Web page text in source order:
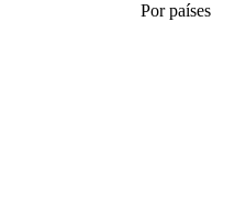
Por países